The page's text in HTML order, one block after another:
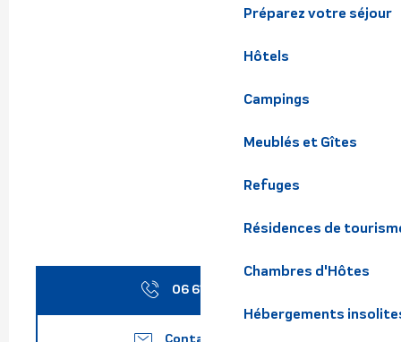
Préparez votre séjour
Hôtels
Campings
Meublés et Gîtes
Refuges
Résidences de
Chambres d'Hôtes
Hébergements
06 61 98 91
Contactez-nous